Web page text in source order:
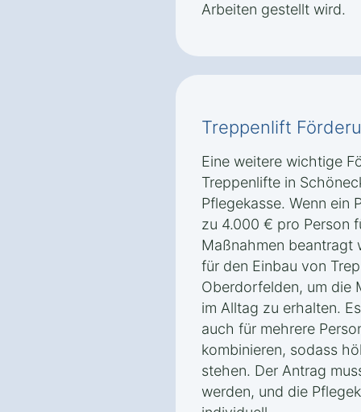
Arbeiten gestellt wird.
Treppenlift
Eine weitere wichtige
Treppenlifte in
Pflegekasse. Wenn ein
zu 4.000 € pro Person
Maßnahmen beantragt
für den Einbau von
Oberdorfelden, um die
im Alltag zu erhalten.
auch für mehrere
kombinieren, sodass
stehen. Der Antrag
werden, und die